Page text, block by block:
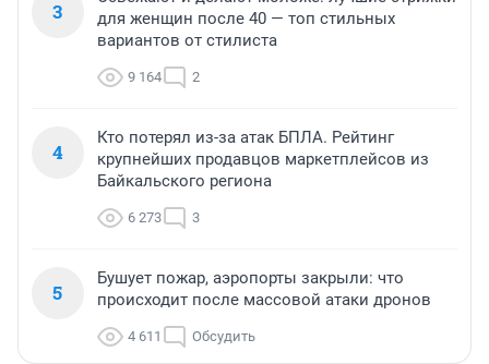
3
для женщин после 40 — топ стильных
вариантов от стилиста
9 164 2
4
Кто потерял из-за атак БПЛА. Рейтинг
крупнейших продавцов маркетплейсов из
Байкальского региона
6 273 3
5
Бушует пожар, аэропорты закрыли: что
происходит после массовой атаки дронов
4 611 Обсудить